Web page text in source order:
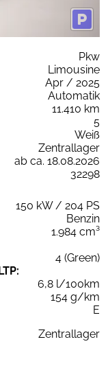
Pkw
Limousine
Apr / 2025
Automatik
11.410 km
5
Weiß
Zentrallager
ab ca. 18.08.2026
32298
150 kW / 204 PS
Benzin
1.984 cm³
4 (Green)
6,8 l/100km
154 g/km
E
Zentrallager